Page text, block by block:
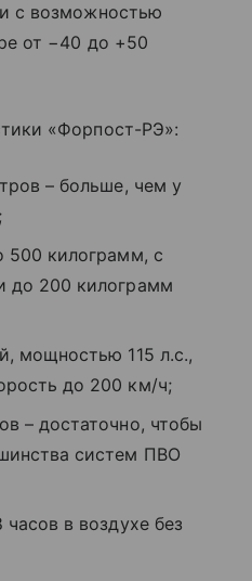
с возможностью
от −40 до +50
«Форпост-РЭ»:
– больше, чем у
500 килограмм, с
до 200 килограмм
мощностью 115 л.с.,
до 200 км/ч;
– достаточно, чтобы
систем ПВО
часов в воздухе без